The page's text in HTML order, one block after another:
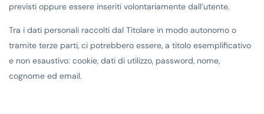
previsti oppure essere inseriti volontariamente dall’utente.
Tra i dati personali raccolti dal Titolare in modo autonomo o
tramite terze parti, ci potrebbero essere, a titolo esemplificativo
e non esaustivo: cookie, dati di utilizzo, password, nome,
cognome ed email.